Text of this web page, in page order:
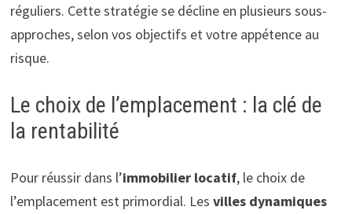
réguliers. Cette stratégie se décline en plusieurs sous-
approches, selon vos objectifs et votre appétence au
risque.
Le choix de l’emplacement : la clé de
la rentabilité
Pour réussir dans l’immobilier locatif, le choix de
l’emplacement est primordial. Les villes dynamiques